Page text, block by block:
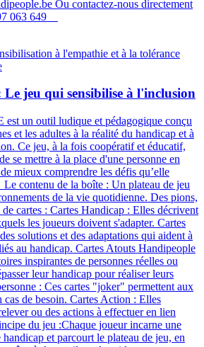
Ou contactez-nous directement
063 649
jeu qui sensibilise à l'inclusion
un outil ludique et pédagogique conçu
et les adultes à la réalité du handicap et à
Ce jeu, à la fois coopératif et éducatif,
se mettre à la place d'une personne en
mieux comprendre les défis qu’elle
contenu de la boîte : Un plateau de jeu
de la vie quotidienne. Des pions,
cartes : Cartes Handicap : Elles décrivent
les joueurs doivent s'adapter. Cartes
solutions et des adaptations qui aident à
au handicap. Cartes Atouts Handipeople
inspirantes de personnes réelles ou
leur handicap pour réaliser leurs
: Ces cartes "joker" permettent aux
cas de besoin. Cartes Action : Elles
ou des actions à effectuer en lien
du jeu :Chaque joueur incarne une
et parcourt le plateau de jeu, en